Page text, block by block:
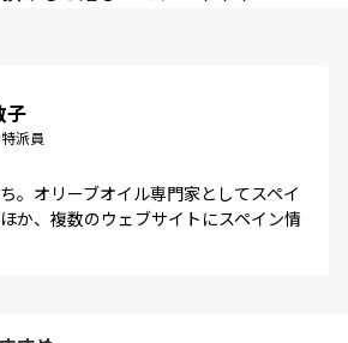
子
派員
。オリーブオイル専門家としてスペイ
か、複数のウェブサイトにスペイン情